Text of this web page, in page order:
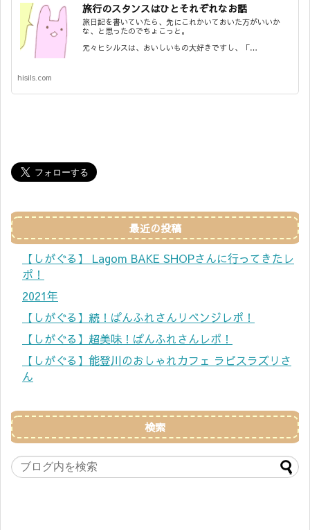
旅行のスタンスはひとそれぞれなお話
旅日記を書いていたら、先にこれかいておいた方がいいか
な、と思ったのでちょこっと。
元々ヒシルスは、おいしいもの大好きですし、「…
hisils.com
最近の投稿
【しがぐる】 Lagom BAKE SHOPさんに行ってきたレ
ポ！
2021年
【しがぐる】続！ぱんふれさんリベンジレポ！
【しがぐる】超美味！ぱんふれさんレポ！
【しがぐる】能登川のおしゃれカフェ ラピスラズリさ
ん
検索